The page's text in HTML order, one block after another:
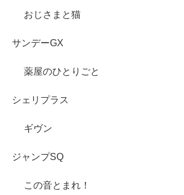
おじさまと猫
サンデーGX
薬屋のひとりごと
シェリプラス
ギヴン
ジャンプSQ
この音とまれ！